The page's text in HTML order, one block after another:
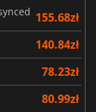
155.68zł
140.84zł
78.23zł
80.99zł